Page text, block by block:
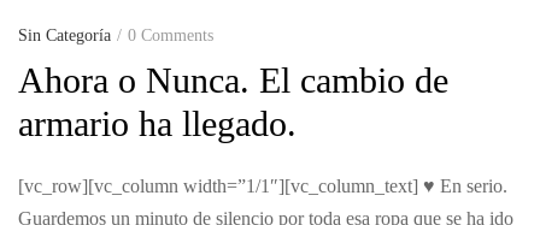
Sin Categoría 0 Comments
Ahora o Nunca. El cambio de
armario ha llegado.
[vc_row][vc_column width=”1/1″][vc_column_text] ♥ En serio.
Guardemos un minuto de silencio por toda esa ropa que se ha ido